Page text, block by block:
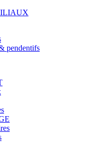
pendentifs